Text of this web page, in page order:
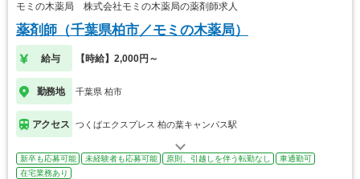
モミの木薬局 株式会社モミの木薬局の薬剤師求人
薬剤師（千葉県柏市／モミの木薬局）
給与 【時給】2,000円～
勤務地 千葉県 柏市
アクセス つくばエクスプレス 柏の葉キャンパス駅
新卒も応募可能 未経験者も応募可能 原則、引越しを伴う転勤なし
車通勤可
在宅業務あり